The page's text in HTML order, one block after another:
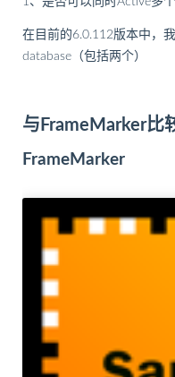
在目前的6.0.112版本中，
database（包括两个）
与FrameMarker比
FrameMarker